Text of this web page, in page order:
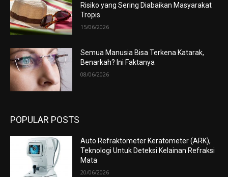
Risiko yang Sering Diabaikan Masyarakat
Tropis
15/06/2026
Semua Manusia Bisa Terkena Katarak,
Benarkah? Ini Faktanya
08/06/2026
POPULAR POSTS
Auto Refraktometer Keratometer (ARK),
Teknologi Untuk Deteksi Kelainan Refraksi
Mata
20/06/2026